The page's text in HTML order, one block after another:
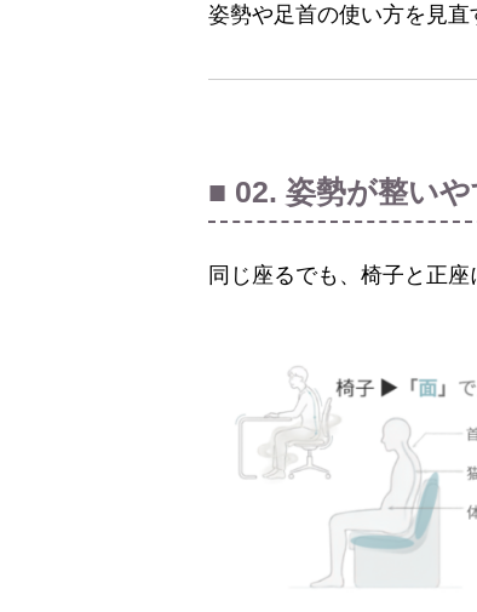
姿勢や足首の使い方を見直
■ 02. 姿勢が整い
同じ座るでも、椅子と正座